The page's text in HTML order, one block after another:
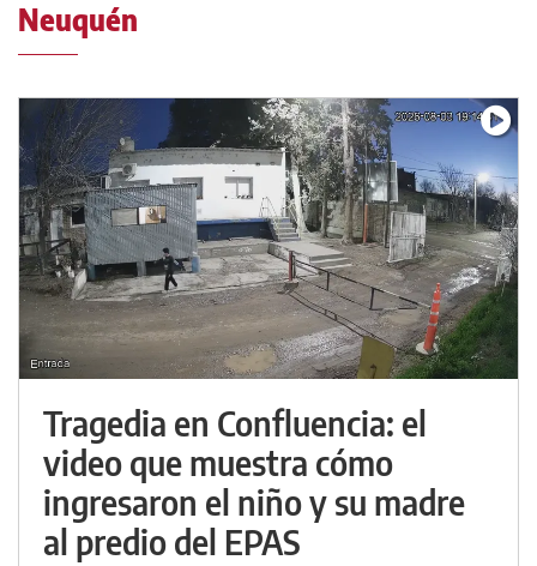
Neuquén
Tragedia en Confluencia: el
video que muestra cómo
ingresaron el niño y su madre
al predio del EPAS